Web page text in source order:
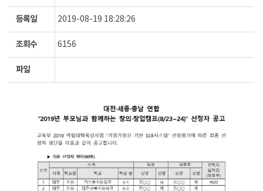
등록일 2019-08-19 18:28:26
조회수 6156
파일